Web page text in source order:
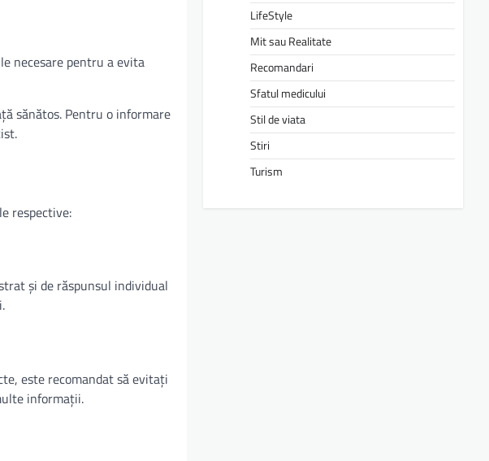
necesare pentru a evita
sănătos. Pentru o informare
respective:
și de răspunsul individual
este recomandat să evitați
informații.
LifeStyle
Mit sau Realitate
Recomandari
Sfatul medicului
Stil de viata
Stiri
Turism